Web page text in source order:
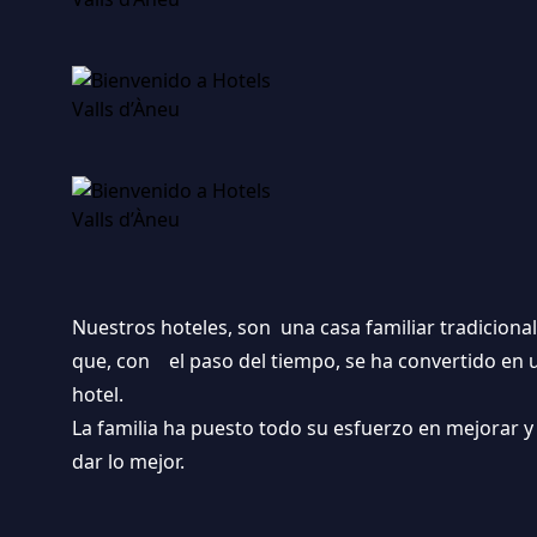
Nuestros hoteles, son una casa familiar tradicional
que, con el paso del tiempo, se ha convertido en
hotel.
La familia ha puesto todo su esfuerzo en mejorar y
dar lo mejor.